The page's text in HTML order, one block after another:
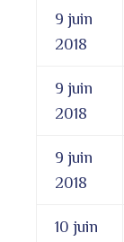
9 juin
2018
9 juin
2018
9 juin
2018
10 juin